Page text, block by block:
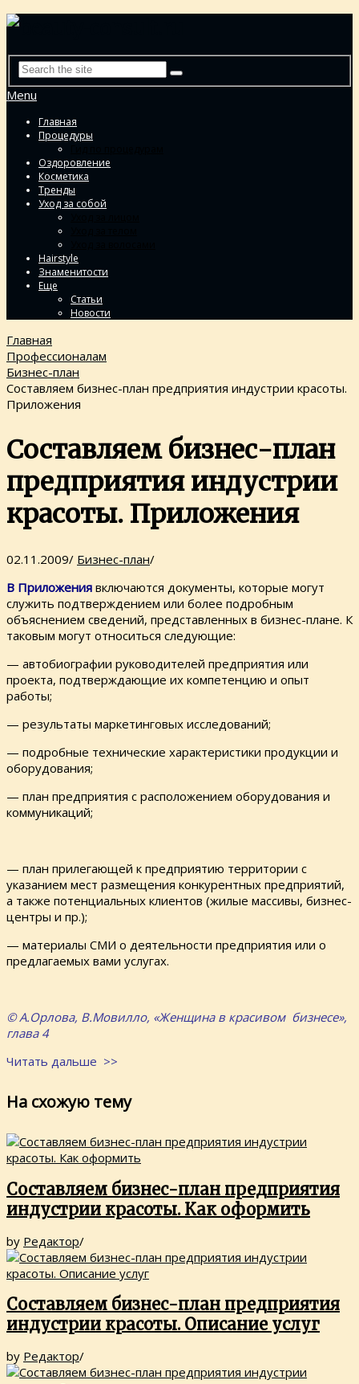
Menu
Главная
Процедуры
Оздоровление
Косметика
Тренды
Уход за собой
Hairstyle
Знаменитости
Еще
Статьи
Новости
Главная
Профессионалам
Бизнес-план
Составляем бизнес-план предприятия индустрии красоты.
Приложения
Составляем бизнес-план
предприятия индустрии
красоты. Приложения
02.11.2009/ Бизнес-план/
В Приложения включаются документы, которые могут
служить подтверждением или более подробным
объяснением сведений, представленных в бизнес-плане. К
таковым могут относиться следующие:
— автобиографии руководителей предприятия или
проекта, подтверждающие их компетенцию и опыт
работы;
— результаты маркетинговых исследований;
— подробные технические характеристики продукции и
оборудования;
— план предприятия с расположением оборудования и
коммуникаций;
— план прилегающей к предприятию территории с
указанием мест размещения конкурентных предприятий,
а также потенциальных клиентов (жилые массивы, бизнес-
центры и пр.);
— материалы СМИ о деятельности предприятия или о
предлагаемых вами услугах.
© А.Орлова, В.Мовилло, «Женщина в красивом бизнесе»,
глава 4
Читать дальше >>
На схожую тему
Составляем бизнес-план предприятия
индустрии красоты. Как оформить
by Редактор/
Составляем бизнес-план предприятия
индустрии красоты. Описание услуг
by Редактор/